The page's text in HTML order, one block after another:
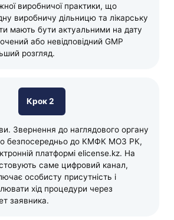
виробничої практики, що
виробничу дільницю та лікарську
мають бути актуальними на дату
або невідповідний GMP
розгляд.
Крок 2
Звернення до наглядового органу
безпосередньо до КМФК МОЗ РК,
платформі elicense.kz. На
саме цифровий канал,
особисту присутність і
хід процедури через
заявника.